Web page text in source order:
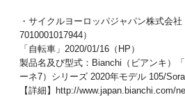
・サイクルヨーロッパジャパン株式会
7010001017944）
「自転車」2020/01/16（HP）
製品名及び型式：Bianchi（ビアンキ）
ーネ7）シリーズ 2020年モデル 105/Sora
【詳細】http://www.japan.bianchi.com/